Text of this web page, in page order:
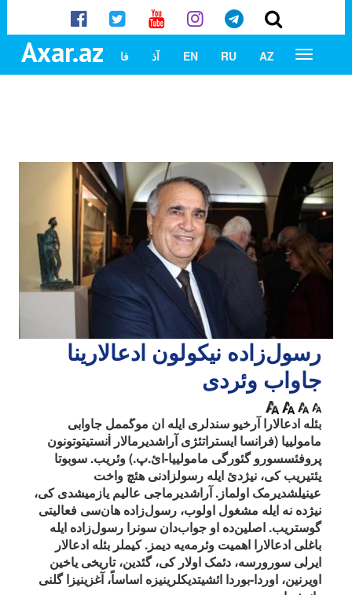
Axar.az AZ
RU
EN آذ فا
رسول‌زاده نیکولون ادعالارینا
جاواب وئردی
بئله ادعالارا آرخیو سندلری ایله ان مو̈کممل جاوابی
مامولییا (فرانسا ایستراتئژی آراشدیرمالار İنستیتوتونون
پروفئسسورو گئورگی مامولییا-ائ.پ.) وئریب. سوبوتا
یئتیریب کی، نیژدئ ایله رسولزادنی هئچ واخت
عینیلشدیرمک اولماز. آراشدیرماجی عالیم یازمیشدی کی،
نیژده نه ایله مشغول اولوب، رسول‌زاده هان‌سی فعالیتی
گوستریب. اصلین‌ده او جواب‌دان سونرا رسول‌زاده ایله
باغلی ادعالارا اهمیت وئرمه‌یه دیمز. کیملر بئله ادعالار
ایر‌لی سورورسه، دئمک اولار کی، گئدین، تاریخی یاخین
اویر‌نین، اوردا-بوردا ائشیتدیکلرینیزه اساساً، آغزینیزا گلنی